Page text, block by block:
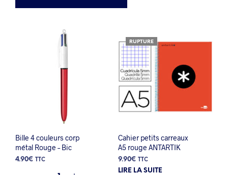
Bille 4 couleurs corp
métal Rouge – Bic
4.90€ TTC
RUPTURE
Cahier petits carreaux
A5 rouge ANTARTIK
9.90€ TTC
LIRE LA SUITE